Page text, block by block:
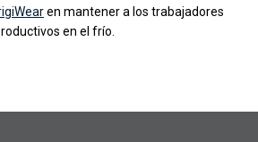
en mantener a los trabajadores
en el frío.